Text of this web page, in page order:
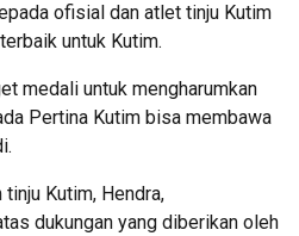
ofisial dan atlet tinju Kutim
untuk Kutim.
medali untuk mengharumkan
Pertina Kutim bisa membawa
Kutim, Hendra,
dukungan yang diberikan oleh